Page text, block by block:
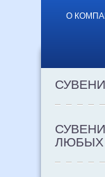
О
ЛЮБЫХ